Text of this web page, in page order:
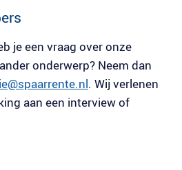
je een vraag over onze
onderwerp? Neem dan
. Wij verlenen
aan een interview of